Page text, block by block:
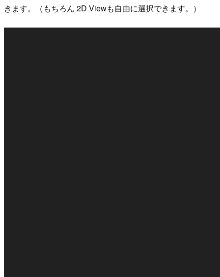
きます。（もちろん 2D Viewも自由に選択できます。）